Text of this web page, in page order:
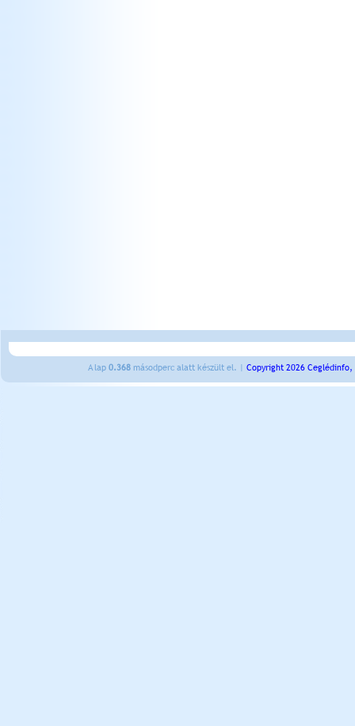
A lap 0.368 másodperc alatt készült el. | Copyright 2026